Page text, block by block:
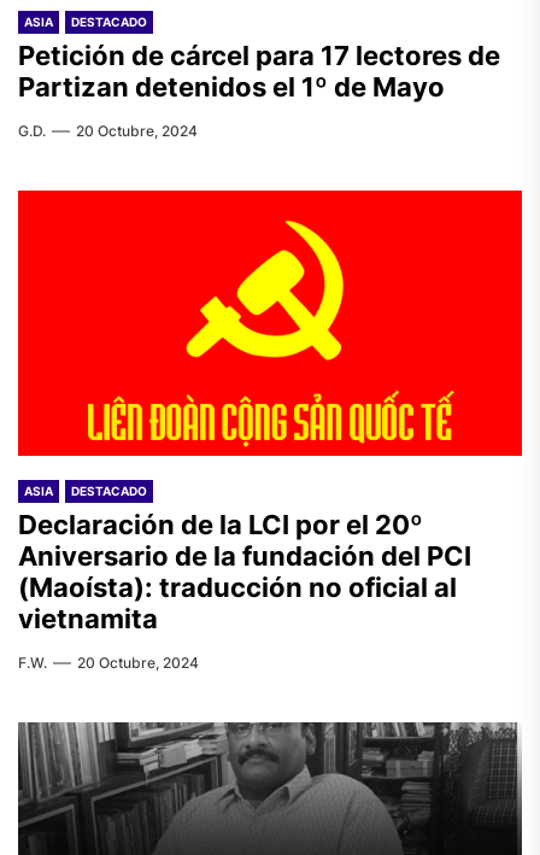
ASIA DESTACADO
Petición de cárcel para 17 lectores de
Partizan detenidos el 1º de Mayo
G.D. 20 Octubre, 2024
ASIA DESTACADO
Declaración de la LCI por el 20º
Aniversario de la fundación del PCI
(Maoísta): traducción no oficial al
vietnamita
F.W. 20 Octubre, 2024